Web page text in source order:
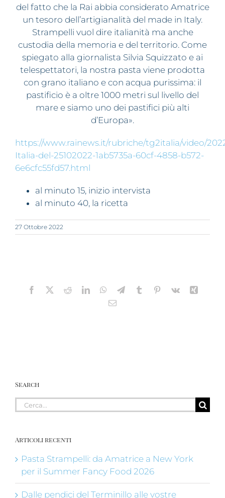
del fatto che la Rai abbia considerato Amatrice
un tesoro dell’artigianalità del made in Italy.
Strampelli vuol dire italianità ma anche
custodia della memoria e del territorio. Come
spiegato alla giornalista Silvia Squizzato e ai
telespettatori, la nostra pasta viene prodotta
con grano italiano e con acqua purissima: il
pastificio è a oltre 1000 metri sul livello del
mare e siamo uno dei pastifici più alti
d’Europa».
https://www.rainews.it/rubriche/tg2italia/video/
Italia-del-25102022-1ab5735a-60cf-4858-b572-
6e6cfc55fd57.html
al minuto 15, inizio intervista
al minuto 40, la ricetta
27 Ottobre 2022
Facebook
X RedditLinkedInWhatsApp
TelegramTumblr Pinterest
Vk
Email
Search
Cerca
Articoli recenti
Pasta Strampelli: da Amatrice a New York
per il Summer Fancy Food 2026
Dalle pendici del Terminillo alle vostre